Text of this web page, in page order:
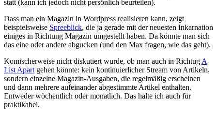
statt (kann ich jedoch nicht persönlich beurteilen).
Dass man ein Magazin in Wordpress realisieren kann, zeigt
beispielsweise Spreeblick, die ja gerade mit der neuesten Inkarnation
einiges in Richtung Magazin umgestellt haben. Da könnte man sich
das eine oder andere abgucken (und den Max fragen, wie das geht).
Komischerweise nicht diskutiert wurde, ob man auch in Richtug A
List Apart gehen könnte: kein kontinuierlicher Stream von Artikeln,
sondern einzelne Magazin-Ausgaben, die regelmäßig erscheinen
und dann mehrere aufeinander abgestimmte Artikel enthalten.
Entweder wöchentlich oder monatlich. Das halte ich auch für
praktikabel.